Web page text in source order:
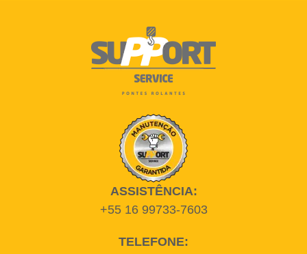
ASSISTÊNCIA:
+55 16 99733-7603
TELEFONE: